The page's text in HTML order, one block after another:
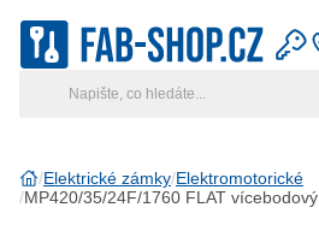
Hlavní kategorie
Elektrické zámky Elektromotorické
MP420/35/24F/1760 FLAT vícebodový